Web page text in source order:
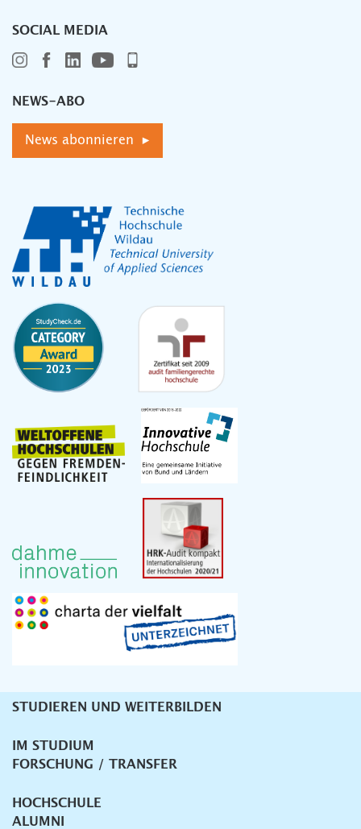
SOCIAL MEDIA
NEWS-ABO
News abonnieren ▸
Unternavigation
STUDIEREN UND WEITERBILDEN
IM STUDIUM
FORSCHUNG / TRANSFER
HOCHSCHULE
ALUMNI